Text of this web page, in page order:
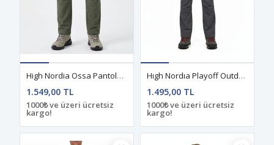
High Nordia Ossa Pantolon Haki
1.549,00 TL
1000₺ ve üzeri ücretsiz
kargo!
Hıgh Nordıa Playoff Outdoor Miksos Antrasit Pantolon
1.495,00 TL
1000₺ ve üzeri ücretsiz
kargo!